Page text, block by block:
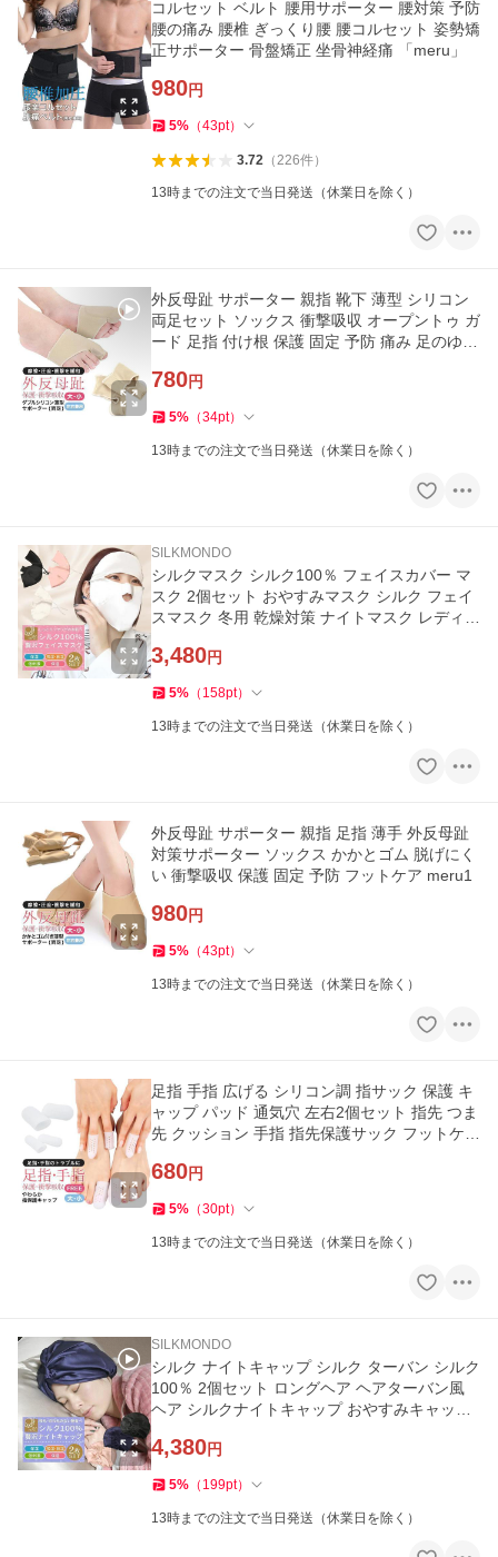
コルセット ベルト 腰用サポーター 腰対策 予防
腰の痛み 腰椎 ぎっくり腰 腰コルセット 姿勢矯
正サポーター 骨盤矯正 坐骨神経痛 「meru」
980円
5% （43pt）
3.72（226件）
13時までの注文で当日発送（休業日を除く）
外反母趾 サポーター 親指 靴下 薄型 シリコン
両足セット ソックス 衝撃吸収 オープントゥ ガ
ード 足指 付け根 保護 固定 予防 痛み 足のゆが
780円
5% （34pt）
13時までの注文で当日発送（休業日を除く）
SILKMONDO
シルクマスク シルク100％ フェイスカバー マ
スク 2個セット おやすみマスク シルク フェイ
スマスク 冬用 乾燥対策 ナイトマスク レディー
3,480円
5% （ 158pt）
13時までの注文で当日発送（休業日を除く）
外反母趾 サポーター 親指 足指 薄手 外反母趾
対策サポーター ソックス かかとゴム 脱げにく
い 衝撃吸収 保護 固定 予防 フットケア meru1
980円
5% （43pt）
13時までの注文で当日発送（休業日を除く）
足指 手指 広げる シリコン調 指サック 保護 キ
ャップ パッド 通気穴 左右2個セット 指先 つま
先 クッション 手指 指先保護サック フットケア
680円
5% （30pt）
13時までの注文で当日発送（休業日を除く）
SILKMONDO
シルク ナイトキャップ シルク ターバン シルク
100％ 2個セット ロングヘア ヘアターバン風
ヘア シルクナイトキャップ おやすみキャップ
4,380円
5% （ 199pt）
13時までの注文で当日発送（休業日を除く）